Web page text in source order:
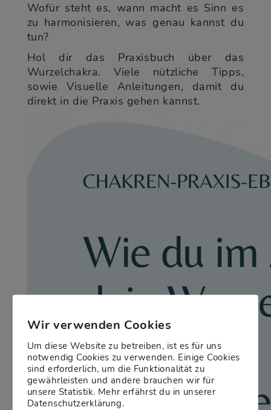
Wofür steht es, wann macht es Sinn es
zu harmonisieren, was genau kannst du
tun?
Hol dir das Praxisbuch über das
Wurzelchakra. Viele nützliche Tipps,
sowie Visuelle Anleitungen, damit du
direkt in die Praxis gehen kannst.
Wir verwenden Cookies
Um diese Website zu betreiben, ist es für uns
notwendig Cookies zu verwenden. Einige Cookies
sind erforderlich, um die Funktionalität zu
gewährleisten und andere brauchen wir für
unsere Statistik. Mehr erfährst du in unserer
Datenschutzerklärung.